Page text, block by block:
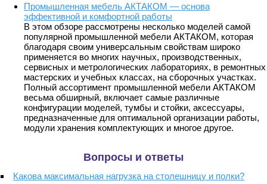
Промышленная мебель АКТАКОМ — основа
эффективной и комфортной работы
В этом обзоре рассмотрены несколько моделей самой
популярной промышленной мебели АКТАКОМ, которая
благодаря своим универсальным свойствам широко
применяется во многих научных, производственных,
сервисных и метрологических лабораториях, в ремонтных
мастерских и учебных классах, на сборочных участках.
Полный ассортимент промышленной мебели АКТАКОМ
весьма обширный, включает самые различные
конфигурации моделей, тумбы и стойки, аксессуары,
предназначенные для оптимальной организации работы,
модули хранения комплектующих и многое другое.
Вопросы и ответы
Какова максимальная нагрузка на столешницу и полки?